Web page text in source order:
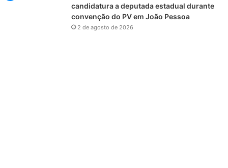
candidatura a deputada estadual durante
convenção do PV em João Pessoa
2 de agosto de 2026